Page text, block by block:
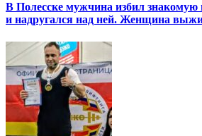
В Полесске мужчина избил знакомую
и надругался над ней. Женщина